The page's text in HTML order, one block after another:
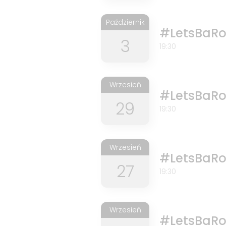
Październik
3 19:30
Wrzesień
29 19:30
Wrzesień
27 19:30
Wrzesień